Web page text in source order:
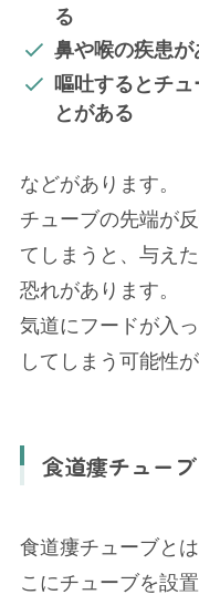
る
鼻や喉の疾患
嘔吐するとチ
とがある
などがあります。
チューブの先端が
てしまうと、与え
恐れがあります。
気道にフードが入
してしまう可能性
食道瘻チューブ
食道瘻チューブと
こにチューブを設